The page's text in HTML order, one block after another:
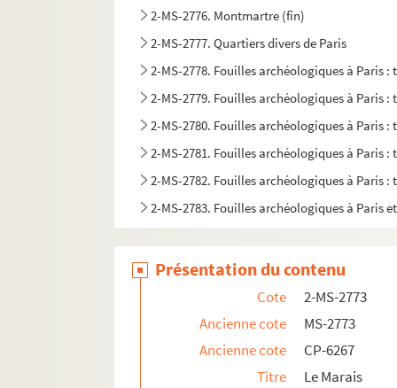
2-MS-2776. Montmartre (fin)
2-MS-2777. Quartiers divers de Paris
2-MS-2778. Fouilles archéologiques à Paris :
2-MS-2779. Fouilles archéologiques à Paris :
2-MS-2780. Fouilles archéologiques à Paris :
2-MS-2781. Fouilles archéologiques à Paris :
2-MS-2782. Fouilles archéologiques à Paris :
2-MS-2783. Fouilles archéologiques à Paris
Présentation du contenu
Cote
2-MS-2773
Ancienne cote
MS-2773
Ancienne cote
CP-6267
Titre
Le Marais